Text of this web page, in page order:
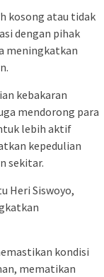
kosong atau tidak
dengan pihak
meningkatkan
kebakaran
mendorong para
lebih aktif
kepedulian
sekitar.
Heri Siswoyo,
kondisi
mematikan